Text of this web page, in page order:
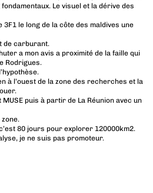
Le visuel et la dérive des
le long de la côte des maldives une
de carburant.
a mon avis a proximité de la faille qui
Rodrigues.
à l’ouest de la zone des recherches et la
MUSE puis à partir de La Réunion avec un
80 jours pour explorer 120000km2.
je ne suis pas promoteur.